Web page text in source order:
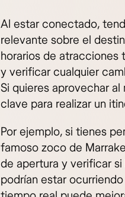
Al estar conectado,
relevante sobre el
horarios de atracciones
y verificar cualquier
Si quieres aprovechar
clave para realizar un
Por ejemplo, si tienes
famoso zoco de
de apertura y verificar
podrían estar